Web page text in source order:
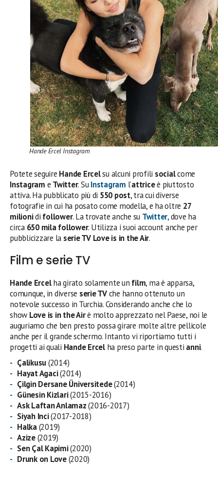
Hande Ercel Instagram
Potete seguire Hande Ercelsu alcuni profili socialcome
Instagram e Twitter. SuInstagram l’attriceè piuttosto
attiva. Ha pubblicato più di 550 post, tra cui diverse
fotografie in cui ha posato come modella, e ha oltre 27
milionidi follower. La trovate anche su Twitter, dove ha
circa 650 mila follower. Utilizza i suoi account anche per
pubblicizzare la serie TV Love is in the Air.
Film e serie TV
Hande Ercelha girato solamente un film, ma è apparsa,
comunque, in diverse serie TVche hanno ottenuto un
notevole successo in Turchia. Considerando anche che lo
show Love is in the Airè molto apprezzato nel Paese, noi le
auguriamo che ben presto possa girare molte altre pellicole
anche per il grande schermo. Intanto vi riportiamo tutti i
progetti ai quali Hande Ercelha preso parte in questi anni.
Çalikusu(2014)
Hayat Agaci(2014)
Çilgin Dersane Üniversitede(2014)
Günesin Kizlari(2015-2016)
Ask Laftan Anlamaz(2016-2017)
Siyah Inci(2017-2018)
Halka(2019)
Azize(2019)
Sen Çal Kapimi(2020)
Drunk on Love(2020)